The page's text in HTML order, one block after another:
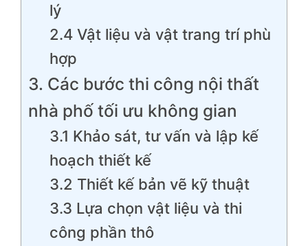
lý
2.4 Vật liệu và vật trang trí phù
hợp
3. Các bước thi công nội thất
nhà phố tối ưu không gian
3.1 Khảo sát, tư vấn và lập kế
hoạch thiết kế
3.2 Thiết kế bản vẽ kỹ thuật
3.3 Lựa chọn vật liệu và thi
công phần thô